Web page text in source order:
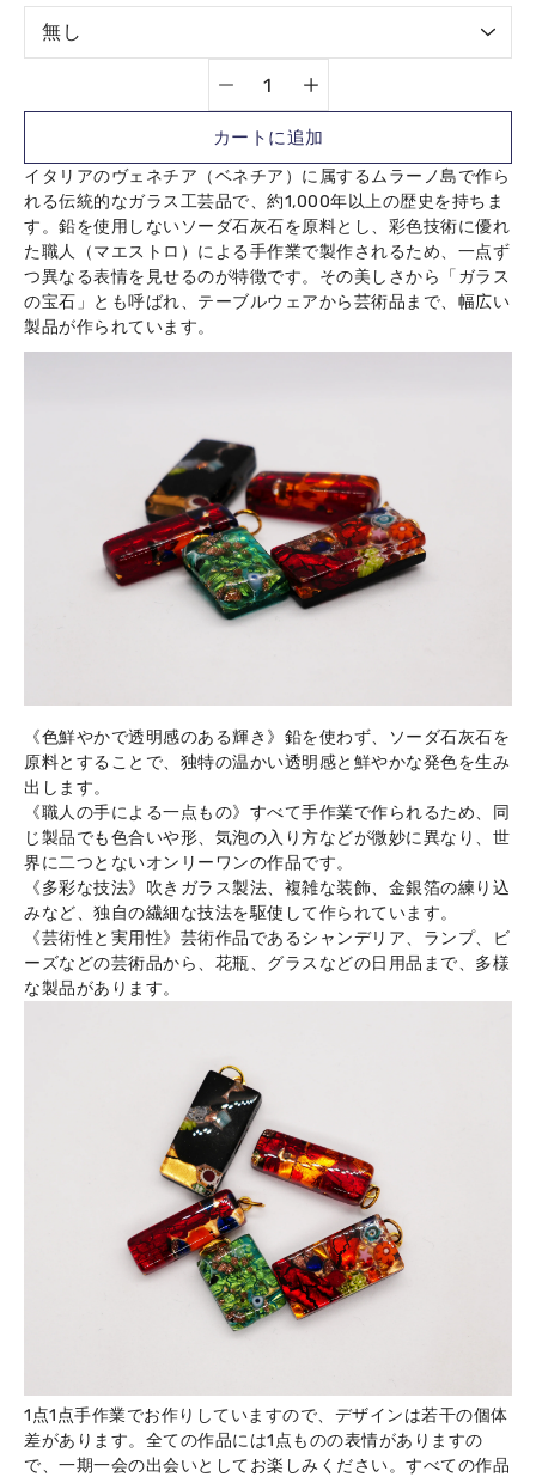
カートに追加
Notify
me
when
this
product
is
available:
イタリアのヴェネチア（ベネチア）に属するムラーノ島で作ら
れる伝統的なガラス工芸品で、約1,000年以上の歴史を持ちま
す。鉛を使用しないソーダ石灰石を原料とし、彩色技術に優れ
た職人（マエストロ）による手作業で製作されるため、一点ず
つ異なる表情を見せるのが特徴です。その美しさから「ガラス
の宝石」とも呼ばれ、テーブルウェアから芸術品まで、幅広い
製品が作られています。
《色鮮やかで透明感のある輝き》鉛を使わず、ソーダ石灰石を
原料とすることで、独特の温かい透明感と鮮やかな発色を生み
出します。
《職人の手による一点もの》すべて手作業で作られるため、同
じ製品でも色合いや形、気泡の入り方などが微妙に異なり、世
界に二つとないオンリーワンの作品です。
《多彩な技法》吹きガラス製法、複雑な装飾、金銀箔の練り込
みなど、独自の繊細な技法を駆使して作られています。
《芸術性と実用性》芸術作品であるシャンデリア、ランプ、ビ
ーズなどの芸術品から、花瓶、グラスなどの日用品まで、多様
な製品があります。
1点1点手作業でお作りしていますので、デザインは若干の個体
差があります。全ての作品には1点ものの表情がありますの
で、一期一会の出会いとしてお楽しみください。すべての作品